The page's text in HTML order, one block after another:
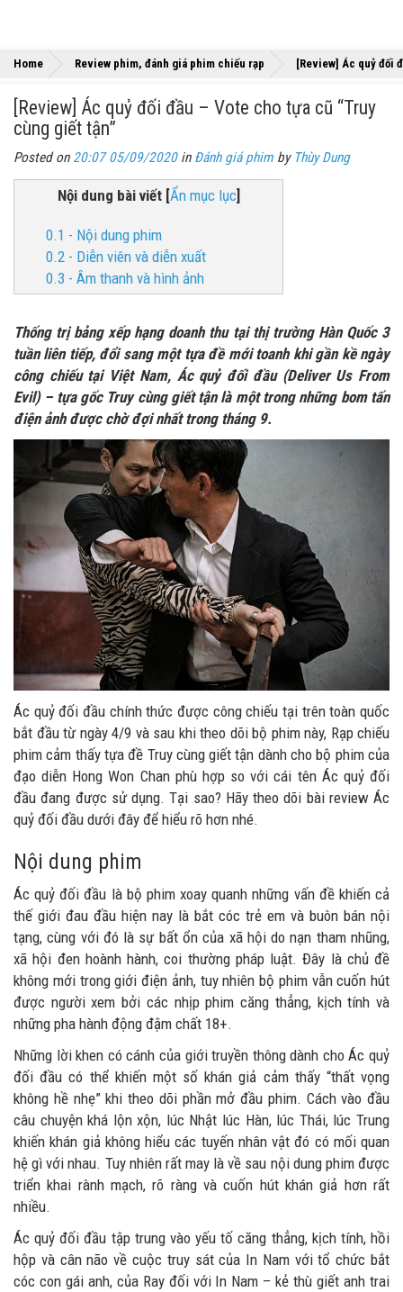
Home Review phim, đánh giá phim chiếu rạp [Review] Ác quỷ đối
[Review] Ác quỷ đối đầu – Vote cho tựa cũ “Truy
cùng giết tận”
Posted on 20:07 05/09/2020in Đánh giá phim by Thùy Dung
Nội dung bài viết[Ẩn mục lục]
0.1 - Nội dung phim
0.2 - Diễn viên và diễn xuất
0.3 - Âm thanh và hình ảnh
Thống trị bảng xếp hạng doanh thu tại thị trường Hàn Quốc 3
tuần liên tiếp, đổi sang một tựa đề mới toanh khi gần kề ngày
công chiếu tại Việt Nam, Ác quỷ đối đầu (Deliver Us From
Evil) – tựa gốc Truy cùng giết tận là một trong những bom tấn
điện ảnh được chờ đợi nhất trong tháng 9.
Ác quỷ đối đầu chính thức được công chiếu tại trên toàn quốc
bắt đầu từ ngày 4/9 và sau khi theo dõi bộ phim này, Rạp chiếu
phim cảm thấy tựa đề Truy cùng giết tận dành cho bộ phim của
đạo diễn Hong Won Chan phù hợp so với cái tên Ác quỷ đối
đầu đang được sử dụng. Tại sao? Hãy theo dõi bài review Ác
quỷ đối đầu dưới đây để hiểu rõ hơn nhé.
Nội dung phim
Ác quỷ đối đầu là bộ phim xoay quanh những vấn đề khiến cả
thế giới đau đầu hiện nay là bắt cóc trẻ em và buôn bán nội
tạng, cùng với đó là sự bất ổn của xã hội do nạn tham nhũng,
xã hội đen hoành hành, coi thường pháp luật. Đây là chủ đề
không mới trong giới điện ảnh, tuy nhiên bộ phim vẫn cuốn hút
được người xem bởi các nhịp phim căng thẳng, kịch tính và
những pha hành động đậm chất 18+.
Những lời khen có cánh của giới truyền thông dành cho Ác quỷ
đối đầu có thể khiến một số khán giả cảm thấy “thất vọng
không hề nhẹ” khi theo dõi phần mở đầu phim. Cách vào đầu
câu chuyện khá lộn xộn, lúc Nhật lúc Hàn, lúc Thái, lúc Trung
khiến khán giả không hiểu các tuyến nhân vật đó có mối quan
hệ gì với nhau. Tuy nhiên rất may là về sau nội dung phim được
triển khai rành mạch, rõ ràng và cuốn hút khán giả hơn rất
nhiều.
Ác quỷ đối đầu tập trung vào yếu tố căng thẳng, kịch tính, hồi
hộp và cân não về cuộc truy sát của In Nam với tổ chức bắt
cóc con gái anh, của Ray đối với In Nam – kẻ thù giết anh trai